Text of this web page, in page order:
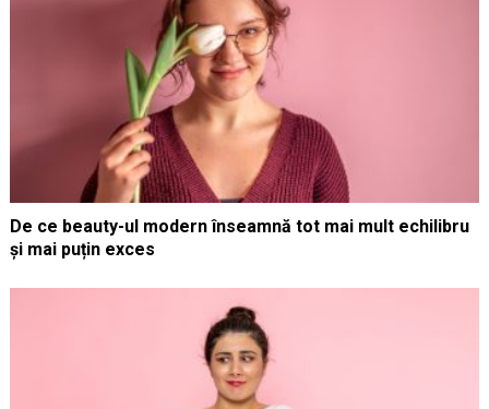
De ce beauty-ul modern înseamnă tot mai mult echilibru
și mai puțin exces